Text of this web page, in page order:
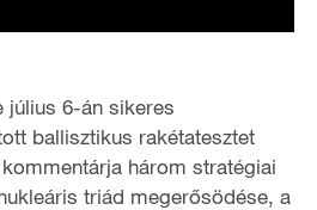
július 6-án sikeres
ballisztikus rakétatesztet
három stratégiai
triád megerősödése, a